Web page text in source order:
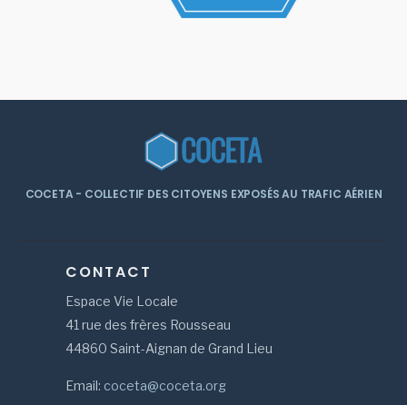
COCETA - COLLECTIF DES CITOYENS EXPOSÉS AU TRAFIC AÉRIEN
CONTACT
Espace Vie Locale
41 rue des frères Rousseau
44860 Saint-Aignan de Grand Lieu
Email: coceta@coceta.org